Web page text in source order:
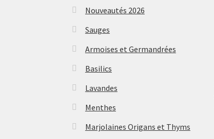
Nouveautés 2026
Sauges
Armoises et Germandrées
Basilics
Lavandes
Menthes
Marjolaines Origans et Thyms